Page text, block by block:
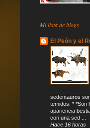
Mi lista de blogs
El Peón y el
sedentauros
temidos. * *Son
apariencia
con una sed ...
Hace 16 horas